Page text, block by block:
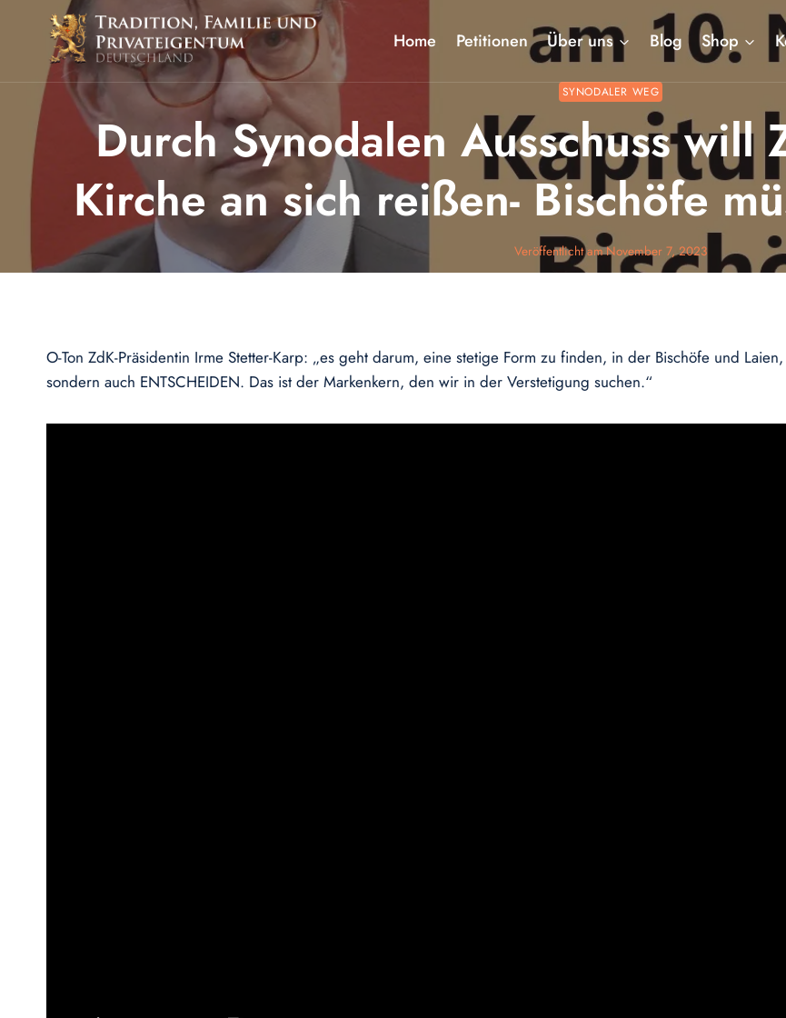
springen
Home Petitionen Über uns Blog Shop
SYNODALER WEG
Durch Synodalen Ausschuss will
Kirche an sich reißen- Bischöfe
Veröffentlicht amNovember 7, 2023
O-Ton ZdK-Präsidentin Irme Stetter-Karp: „es geht darum, eine stetige Form zu finden, in der Bischöfe und
sondern auch ENTSCHEIDEN. Das ist der Markenkern, den wir in der Verstetigung suchen.“